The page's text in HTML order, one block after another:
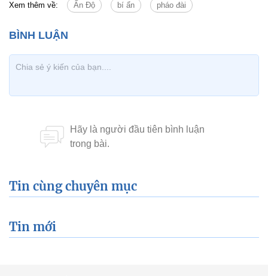
Xem thêm về: Ấn Độ bí ẩn pháo đài
Tin cùng chuyên mục
Tin mới